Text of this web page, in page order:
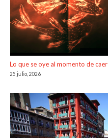
Lo que se oye al momento de caer
25 julio, 2026